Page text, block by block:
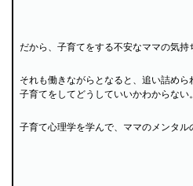
だから、子育てをする不安なママの気持
それも働きながらとなると、追い詰め
子育てをしてどうしていいかわからない。
子育て心理学を学んで、ママのメンタル